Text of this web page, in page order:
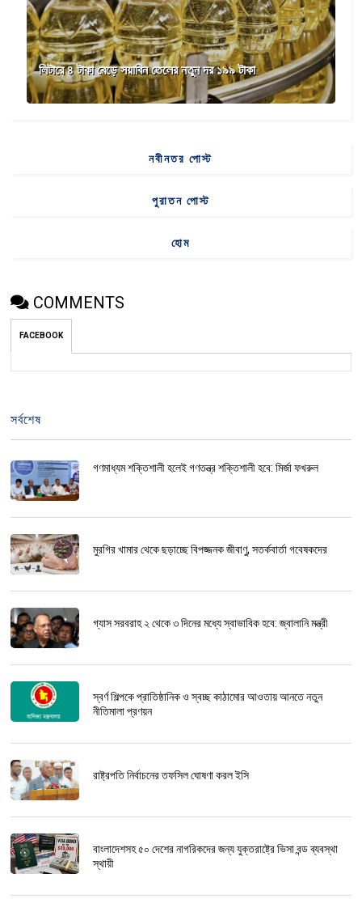
লিটারে ৪ টাকা বেড়ে সয়াবিন তেলের নতুন দর ১৯৯ টাকা
নবীনতর পোস্ট
পুরাতন পোস্ট
হোম
COMMENTS
FACEBOOK
সর্বশেষ
গণমাধ্যম শক্তিশালী হলেই গণতন্ত্র শক্তিশালী হবে: মির্জা ফখরুল
মুরগির খামার থেকে ছড়াচ্ছে বিপজ্জনক জীবাণু, সতর্কবার্তা গবেষকদের
গ্যাস সরবরাহ ২ থেকে ৩ দিনের মধ্যে স্বাভাবিক হবে: জ্বালানি মন্ত্রী
স্বর্ণ শিল্পকে প্রাতিষ্ঠানিক ও স্বচ্ছ কাঠামোর আওতায় আনতে নতুন
নীতিমালা প্রণয়ন
রাষ্ট্রপতি নির্বাচনের তফসিল ঘোষণা করল ইসি
বাংলাদেশসহ ৫০ দেশের নাগরিকদের জন্য যুক্তরাষ্ট্রে ভিসা বন্ড ব্যবস্থা
স্থায়ী